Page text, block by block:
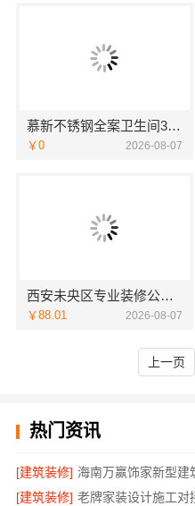
慕新不锈钢全案卫生间304材质
￥0 2026-08-07
西安未央区专业装修公寓免费量房居安天成
￥88.01 2026-08-07
上一页
热门资讯
[建筑装修] 海南万赢饰家新型
[建筑装修]